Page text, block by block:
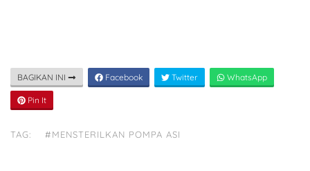
BAGIKAN INI Facebook Twitter WhatsApp
Pin It
TAG: #MENSTERILKAN POMPA ASI